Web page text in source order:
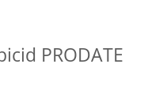
PRODATE